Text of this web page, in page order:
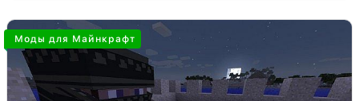
Моды для Майнкрафт